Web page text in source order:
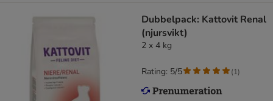
Dubbelpack: Kattovit Renal
(njursvikt)
2 x 4 kg
Rating: 5/5 (1)